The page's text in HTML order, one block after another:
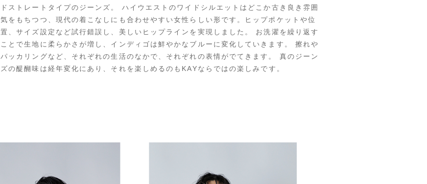
ドストレートタイプのジーンズ。 ハイウエストのワイドシルエットはどこか古き良き雰囲
気をもちつつ、現代の着こなしにも合わせやすい女性らしい形です。ヒップポケットや位
置、サイズ設定など試行錯誤し、美しいヒップラインを実現しました。 お洗濯を繰り返す
ことで生地に柔らかさが増し、インディゴは鮮やかなブルーに変化していきます。 擦れや
パッカリングなど、それぞれの生活のなかで、それぞれの表情がでてきます。 真のジーン
ズの醍醐味は経年変化にあり、それを楽しめるのもKAYならではの楽しみです。